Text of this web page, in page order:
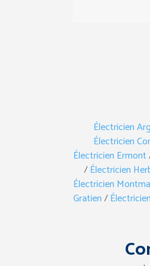
Électricien
Électricien
Électricien Ermont
/Électricien
Électricien
Gratien/